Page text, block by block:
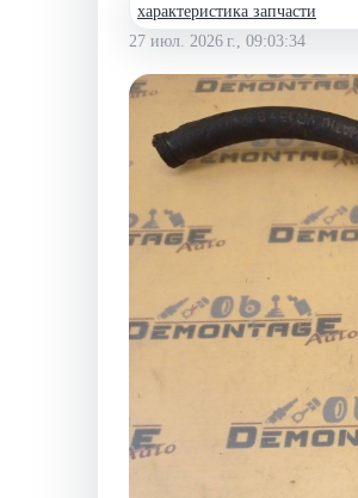
характеристика запчасти
27 июл. 2026 г., 09:03:34